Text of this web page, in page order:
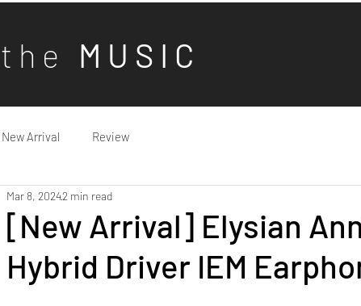
t h e M U S I C
New Arrival Review
[New Arrival] Elysian
Hybrid Driver IEM
Mar 8, 20242 min read